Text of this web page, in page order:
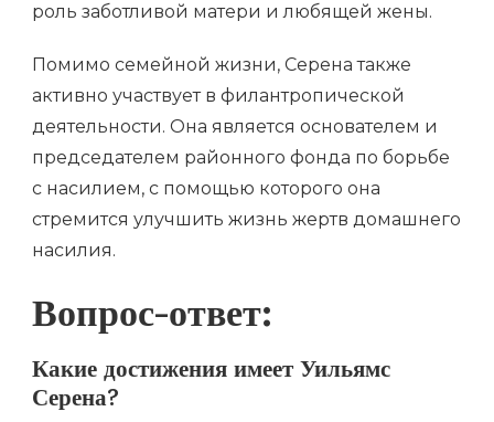
роль заботливой матери и любящей жены.
Помимо семейной жизни, Серена также
активно участвует в филантропической
деятельности. Она является основателем и
председателем районного фонда по борьбе
с насилием, с помощью которого она
стремится улучшить жизнь жертв домашнего
насилия.
Вопрос-ответ:
Какие достижения имеет Уильямс
Серена?